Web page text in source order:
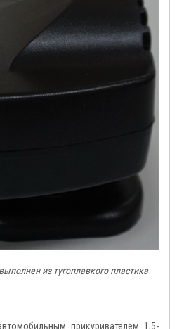
из тугоплавкого пластика
прикуривателем 1,5-